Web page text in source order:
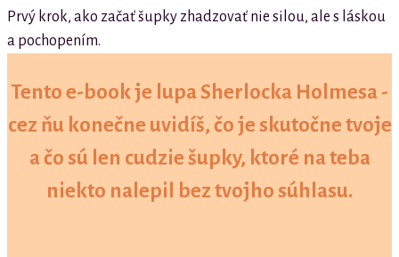
Prvý krok, ako začať šupky zhadzovať nie silou, ale s láskou
a pochopením.
Tento e-book je lupa Sherlocka Holmesa -
cez ňu konečne uvidíš, čo je skutočne tvoje
a čo sú len cudzie šupky, ktoré na teba
niekto nalepil bez tvojho súhlasu.